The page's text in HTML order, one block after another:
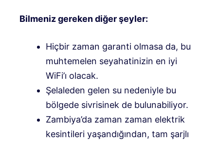
Bilmeniz gereken diğer şeyler:
Hiçbir zaman garanti olmasa da, bu
muhtemelen seyahatinizin en iyi
WiFi’ı olacak.
Şelaleden gelen su nedeniyle bu
bölgede sivrisinek de bulunabiliyor.
Zambiya’da zaman zaman elektrik
kesintileri yaşandığından, tam şarjlı